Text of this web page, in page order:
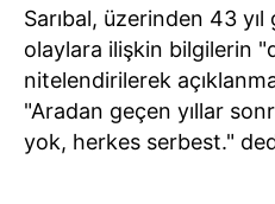
Sarıbal, üzerinden 43
olaylara ilişkin bilgilerin
nitelendirilerek
"Aradan geçen yıllar
yok, herkes serbest."